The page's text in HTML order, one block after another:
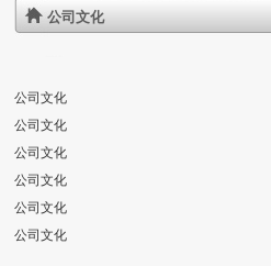
公司文化
公司文化
公司文化
公司文化
公司文化
公司文化
公司文化